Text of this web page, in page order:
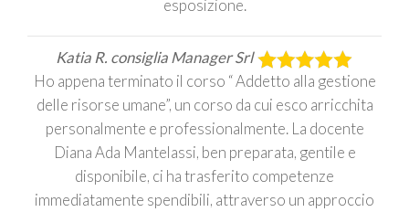
esposizione.
Katia R. consiglia Manager Srl
Ho appena terminato il corso “ Addetto alla gestione
delle risorse umane”, un corso da cui esco arricchita
personalmente e professionalmente. La docente
Diana Ada Mantelassi, ben preparata, gentile e
disponibile, ci ha trasferito competenze
immediatamente spendibili, attraverso un approccio